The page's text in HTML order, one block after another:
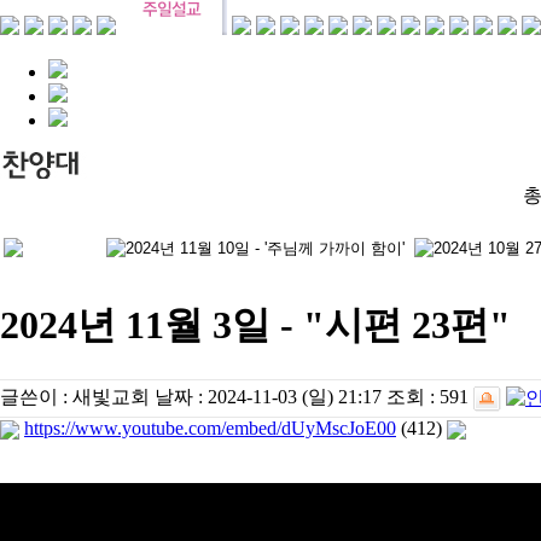
2024년 11월 3일 - "시편 23편"
글쓴이 : 새빛교회 날짜 : 2024-11-03 (일) 21:17 조회 : 591
https://www.youtube.com/embed/dUyMscJoE00 (412)